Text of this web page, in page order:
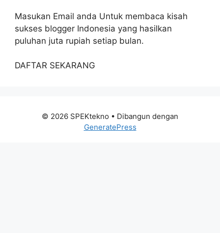
Masukan Email anda Untuk membaca kisah
sukses blogger Indonesia yang hasilkan
puluhan juta rupiah setiap bulan.
DAFTAR SEKARANG
© 2026 SPEKtekno • Dibangun dengan
GeneratePress